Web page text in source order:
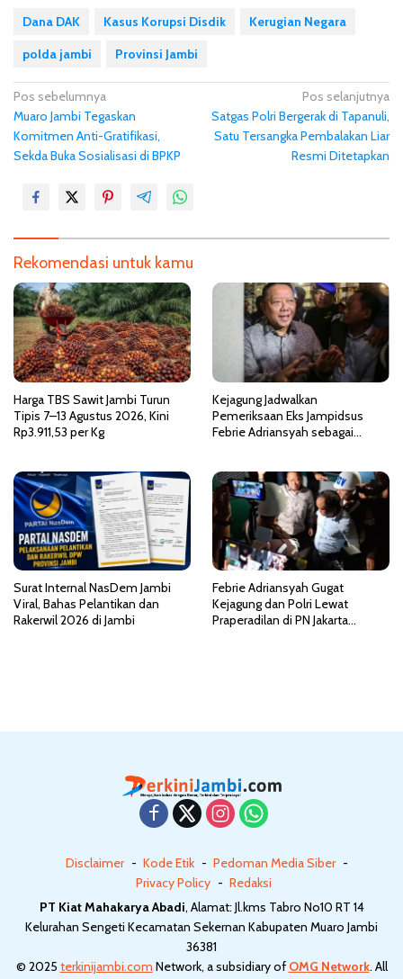
Dana DAK Kasus Korupsi Disdik
Kerugian Negara
polda jambi
Provinsi Jambi
N
a
v
i
p
o
s
Pos sebelumnya
Muaro Jambi Tegaskan
Komitmen Anti-Gratifikasi,
Sekda Buka Sosialisasi di BPKP
Pos selanjutnya
Satgas Polri Bergerak di Tapanuli,
Satu Tersangka Pembalakan Liar
Resmi Ditetapkan
Rekomendasi untuk kamu
Harga TBS Sawit Jambi Turun
Tipis 7–13 Agustus 2026, Kini
Rp3.911,53 per Kg
Kejagung Jadwalkan
Pemeriksaan Eks Jampidsus
Febrie Adriansyah sebagai
Surat Internal NasDem Jambi
Viral, Bahas Pelantikan dan
Rakerwil 2026 di Jambi
Febrie Adriansyah Gugat
Kejagung dan Polri Lewat
Praperadilan di PN Jakarta
Disclaimer Kode Etik
Pedoman Media Siber
Privacy Policy
Redaksi
PT Kiat Mahakarya Abadi, Alamat: Jl.kms Tabro No10 RT 14
Kelurahan Sengeti Kecamatan Sekernan Kabupaten Muaro Jambi
36381
© 2025 terkinijambi.com Network, a subsidiary of OMG Network. All